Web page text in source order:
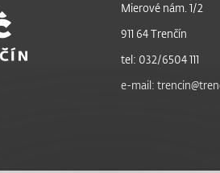
Mierové nám. 1/2
911 64 Trenčín
tel: 032/6504 111
e-mail: